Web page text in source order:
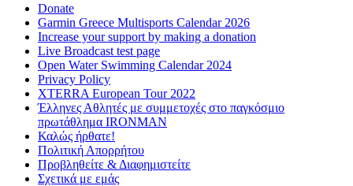
Donate
Garmin Greece Multisports Calendar 2026
Increase your support by making a donation
Live Broadcast test page
Open Water Swimming Calendar 2024
Privacy Policy
XTERRA European Tour 2022
Έλληνες Αθλητές με συμμετοχές στο παγκόσμιο
πρωτάθλημα IRONMAN
Καλώς ήρθατε!
Πολιτική Απορρήτου
Προβληθείτε & Διαφημιστείτε
Σχετικά με εμάς